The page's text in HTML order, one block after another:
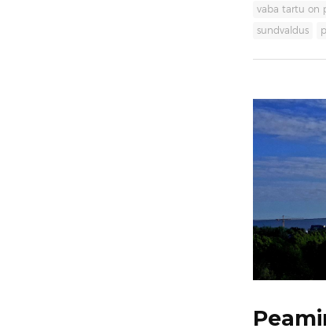
vaba tartu on
sundvaldus